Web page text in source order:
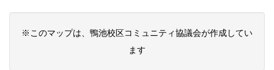
※このマップは、鴨池校区コミュニティ協議会が作成してい
ます